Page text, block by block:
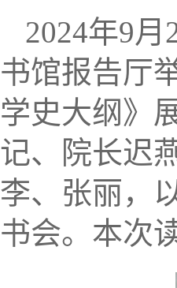
2024年9
书馆报告厅
学史大纲》
记、院长迟
李、张丽，
书会。本次